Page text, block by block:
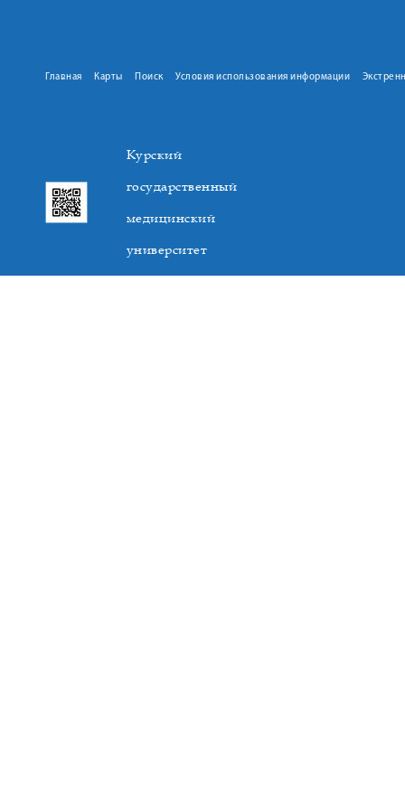
Главная Карты Поиск Условия использования информации
Курский
государственный
медицинский
университет